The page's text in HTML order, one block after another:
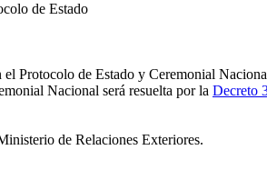
de Estado
Protocolo de Estado y Ceremonial
Nacional será resuelta por la Decreto
de Relaciones Exteriores.